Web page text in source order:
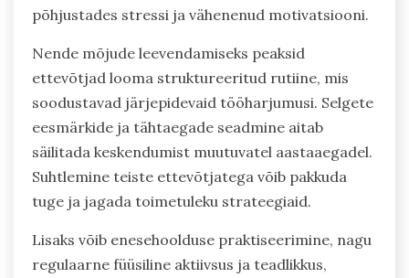
põhjustades stressi ja vähenenud motivatsiooni.
Nende mõjude leevendamiseks peaksid
ettevõtjad looma struktureeritud rutiine, mis
soodustavad järjepidevaid tööharjumusi. Selgete
eesmärkide ja tähtaegade seadmine aitab
säilitada keskendumist muutuvatel aastaaegadel.
Suhtlemine teiste ettevõtjatega võib pakkuda
tuge ja jagada toimetuleku strateegiaid.
Lisaks võib enesehoolduse praktiseerimine, nagu
regulaarne füüsiline aktiivsus ja teadlikkus,